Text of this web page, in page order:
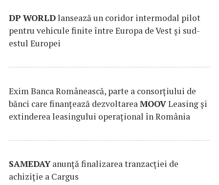
DP WORLDlansează un coridor intermodal pilot
pentru vehicule finite între Europa de Vest și sud-
estul Europei
Exim Banca Românească, parte a consorțiului de
bănci care finanțează dezvoltareaMOOVLeasing și
extinderea leasingului operațional în România
SAMEDAYanunță finalizarea tranzacției de
achiziție a Cargus